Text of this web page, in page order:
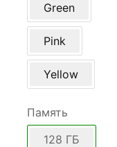
Green
Pink
Yellow
Память
128 ГБ